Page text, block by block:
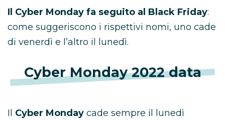
Il Cyber Monday fa seguito al Black Friday:
come suggeriscono i rispettivi nomi, uno cade
di venerdì e l’altro il lunedì.
Cyber Monday 2022 data
Il Cyber Monday cade sempre il lunedì